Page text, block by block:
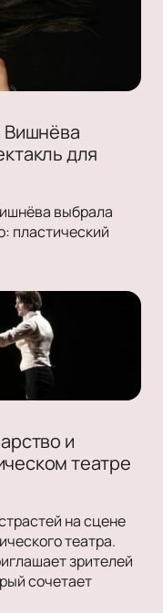
Вишнёва
для
выбрала
пластический
и
театре
на сцене
театра.
зрителей
сочетает